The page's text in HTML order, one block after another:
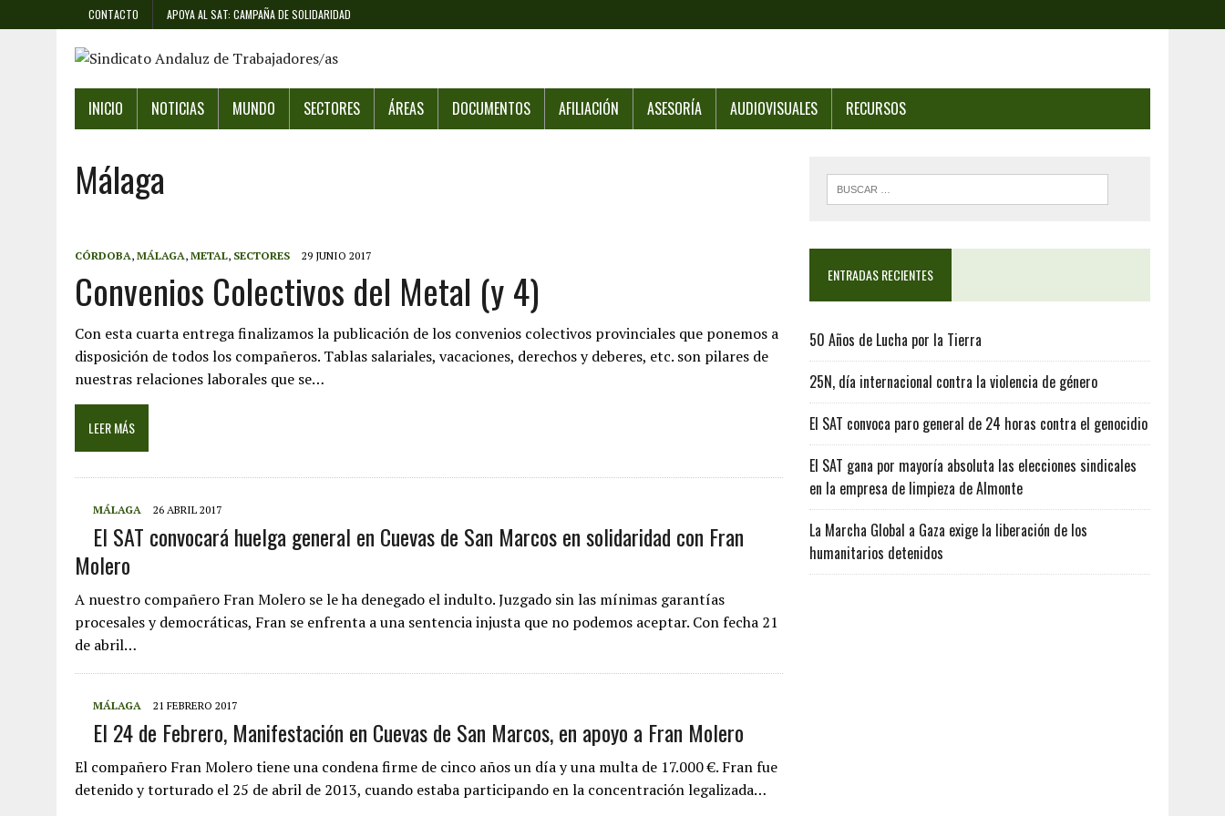
CONTACTO APOYA AL SAT: CAMPAÑA DE SOLIDARIDAD
INICIO NOTICIAS MUNDO SECTORES ÁREAS DOCUMENTOS AFILIACIÓN ASESORÍA AUDIOVISUALES RECURSOS
Málaga
CÓRDOBA, MÁLAGA, METAL, SECTORES 29 JUNIO 2017
Convenios Colectivos del Metal (y 4)
Con esta cuarta entrega finalizamos la publicación de los convenios colectivos provinciales que ponemos a
disposición de todos los compañeros. Tablas salariales, vacaciones, derechos y deberes, etc. son pilares de
nuestras relaciones laborales que se…
LEER MÁS
MÁLAGA 26 ABRIL 2017
El SAT convocará huelga general en Cuevas de San Marcos en solidaridad con Fran
Molero
A nuestro compañero Fran Molero se le ha denegado el indulto. Juzgado sin las mínimas garantías
procesales y democráticas, Fran se enfrenta a una sentencia injusta que no podemos aceptar. Con fecha 21
de abril…
MÁLAGA 21 FEBRERO 2017
El 24 de Febrero, Manifestación en Cuevas de San Marcos, en apoyo a Fran Molero
El compañero Fran Molero tiene una condena firme de cinco años un día y una multa de 17.000 €. Fran fue
detenido y torturado el 25 de abril de 2013, cuando estaba participando en la concentración legalizada…
ENTRADAS RECIENTES
50 Años de Lucha por la Tierra
25N, día internacional contra la violencia de género
El SAT convoca paro general de 24 horas contra el genocidio
El SAT gana por mayoría absoluta las elecciones sindicales
en la empresa de limpieza de Almonte
La Marcha Global a Gaza exige la liberación de los
humanitarios detenidos